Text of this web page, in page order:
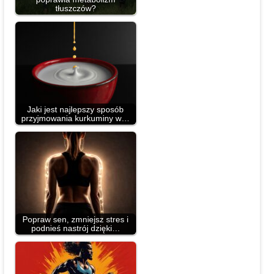
tłuszczów?
Jaki jest najlepszy sposób
przyjmowania kurkuminy w…
Popraw sen, zmniejsz stres i
podnieś nastrój dzięki…